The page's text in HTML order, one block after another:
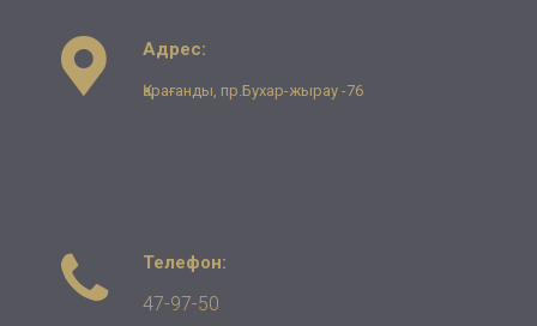
Адрес:
Қарағанды, пр.Бухар-жырау -76
Телефон:
47-97-50